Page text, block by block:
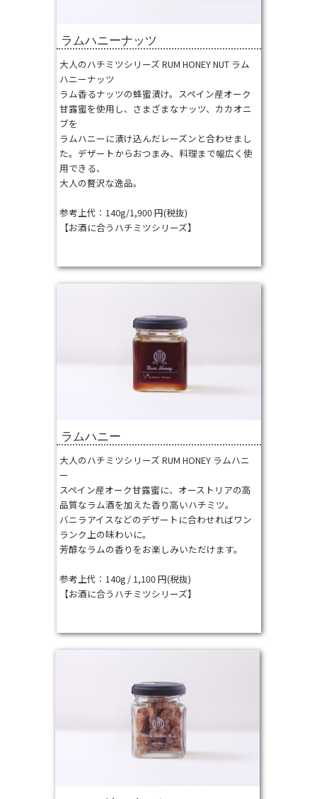
ラムハニーナッツ
⼤⼈のハチミツシリーズ RUM HONEY NUT ラム
ハニーナッツ
ラム⾹るナッツの蜂蜜漬け。スペイン産オーク
甘露蜜を使⽤し、さまざまなナッツ、カカオニ
ブを
ラムハニーに漬け込んだレーズンと合わせまし
た。デザートからおつまみ、料理まで幅広く使
⽤できる、
⼤⼈の贅沢な逸品。
参考上代：140g/1,900 円(税抜)
【お酒に合うハチミツシリーズ】
ラムハニー
⼤⼈のハチミツシリーズ RUM HONEY ラムハニ
ー
スペイン産オーク甘露蜜に、オーストリアの⾼
品質なラム酒を加えた香り高いハチミツ。
バニラアイスなどのデザートに合わせればワン
ランク上の味わいに。
芳醇なラムの⾹りをお楽しみいただけます。
参考上代：140g / 1,100 円(税抜)
【お酒に合うハチミツシリーズ】